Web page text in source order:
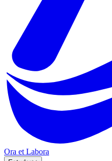
Ora et Labora